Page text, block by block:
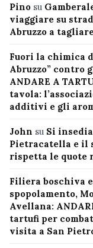
Pino su
viaggiare su
Abruzzo a
Fuori la chimica
Abruzzo”
ANDARE A
tavola:
additivi e gli
John su Si
Pietracatella e il
rispetta le quote
Filiera boschiva
spopolamento,
Avellana:
tartufi per
visita a San